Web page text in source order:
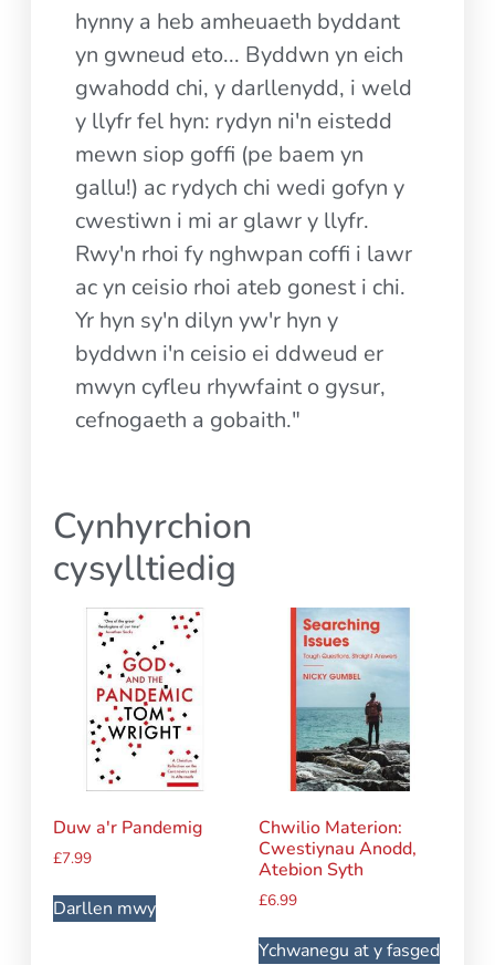
hynny a heb amheuaeth byddant
yn gwneud eto... Byddwn yn eich
gwahodd chi, y darllenydd, i weld
y llyfr fel hyn: rydyn ni'n eistedd
mewn siop goffi (pe baem yn
gallu!) ac rydych chi wedi gofyn y
cwestiwn i mi ar glawr y llyfr.
Rwy'n rhoi fy nghwpan coffi i lawr
ac yn ceisio rhoi ateb gonest i chi.
Yr hyn sy'n dilyn yw'r hyn y
byddwn i'n ceisio ei ddweud er
mwyn cyfleu rhywfaint o gysur,
cefnogaeth a gobaith."
Cynhyrchion
cysylltiedig
Duw a'r Pandemig
£7.99
Darllen mwy
Chwilio Materion:
Cwestiynau Anodd,
Atebion Syth
£6.99
Ychwanegu at y fasged